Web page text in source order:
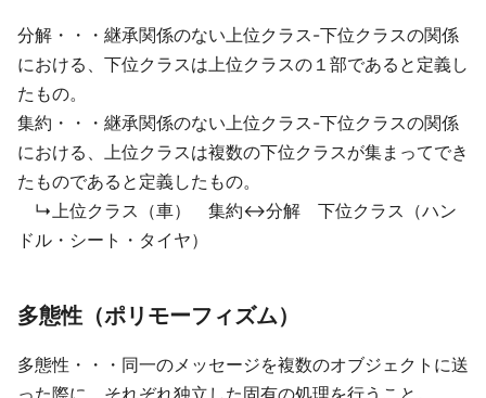
分解・・・継承関係のない上位クラス-下位クラスの関係
における、下位クラスは上位クラスの１部であると定義し
たもの。
集約・・・継承関係のない上位クラス-下位クラスの関係
における、上位クラスは複数の下位クラスが集まってでき
たものであると定義したもの。
↳上位クラス（車） 集約↔分解 下位クラス（ハン
ドル・シート・タイヤ）
多態性（ポリモーフィズム）
多態性・・・同一のメッセージを複数のオブジェクトに送
った際に、それぞれ独立した固有の処理を行うこと。